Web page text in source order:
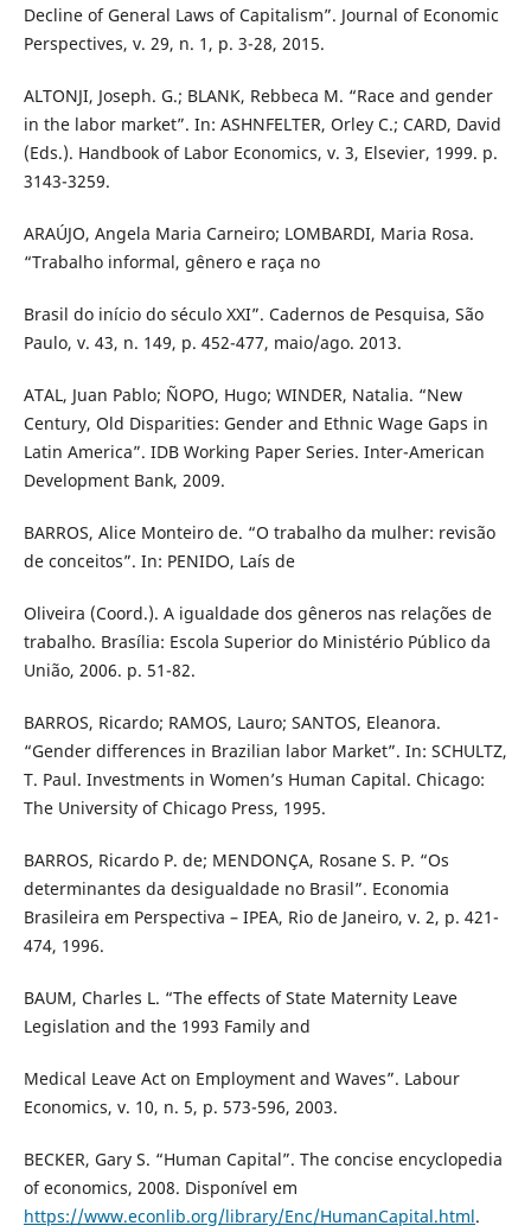
Decline of General Laws of Capitalism”. Journal of Economic
Perspectives, v. 29, n. 1, p. 3-28, 2015.
ALTONJI, Joseph. G.; BLANK, Rebbeca M. “Race and gender
in the labor market”. In: ASHNFELTER, Orley C.; CARD, David
(Eds.). Handbook of Labor Economics, v. 3, Elsevier, 1999. p.
3143-3259.
ARAÚJO, Angela Maria Carneiro; LOMBARDI, Maria Rosa.
“Trabalho informal, gênero e raça no
Brasil do início do século XXI”. Cadernos de Pesquisa, São
Paulo, v. 43, n. 149, p. 452-477, maio/ago. 2013.
ATAL, Juan Pablo; ÑOPO, Hugo; WINDER, Natalia. “New
Century, Old Disparities: Gender and Ethnic Wage Gaps in
Latin America”. IDB Working Paper Series. Inter-American
Development Bank, 2009.
BARROS, Alice Monteiro de. “O trabalho da mulher: revisão
de conceitos”. In: PENIDO, Laís de
Oliveira (Coord.). A igualdade dos gêneros nas relações de
trabalho. Brasília: Escola Superior do Ministério Público da
União, 2006. p. 51-82.
BARROS, Ricardo; RAMOS, Lauro; SANTOS, Eleanora.
“Gender differences in Brazilian labor Market”. In: SCHULTZ,
T. Paul. Investments in Women’s Human Capital. Chicago:
The University of Chicago Press, 1995.
BARROS, Ricardo P. de; MENDONÇA, Rosane S. P. “Os
determinantes da desigualdade no Brasil”. Economia
Brasileira em Perspectiva – IPEA, Rio de Janeiro, v. 2, p. 421-
474, 1996.
BAUM, Charles L. “The effects of State Maternity Leave
Legislation and the 1993 Family and
Medical Leave Act on Employment and Waves”. Labour
Economics, v. 10, n. 5, p. 573-596, 2003.
BECKER, Gary S. “Human Capital”. The concise encyclopedia
of economics, 2008. Disponível em
https://www.econlib.org/library/Enc/HumanCapital.html.